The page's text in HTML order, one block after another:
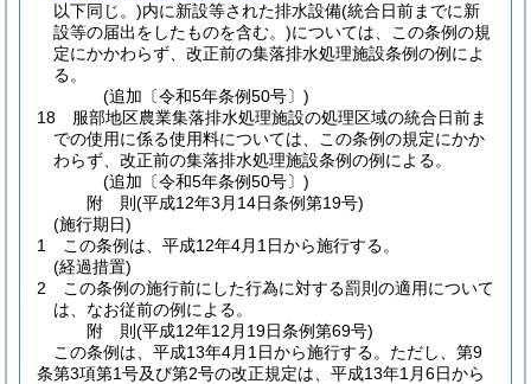
以下同じ。)内に新設等された排水設備(統合日前までに新
設等の届出をしたものを含む。)については、この条例の規
定にかかわらず、改正前の集落排水処理施設条例の例によ
る。
(追加〔令和5年条例50号〕)
18
服部地区農業集落排水処理施設の処理区域の統合日前ま
での使用に係る使用料については、この条例の規定にかか
わらず、改正前の集落排水処理施設条例の例による。
(追加〔令和5年条例50号〕)
附 則(平成12年3月14日条例第19号)
(施行期日)
1
この条例は、平成12年4月1日から施行する。
(経過措置)
2
この条例の施行前にした行為に対する罰則の適用について
は、なお従前の例による。
附 則(平成12年12月19日条例第69号)
この条例は、平成13年4月1日から施行する。 ただし、第9
条第3項第1号及び第2号の改正規定は、平成13年1月6日から